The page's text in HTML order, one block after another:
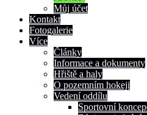
Můj účet
Kontakt
Fotogalerie
Více
Články
Informace a dokumenty
Hřiště a haly
O pozemním hokeji
Vedení oddílu
Sportovní